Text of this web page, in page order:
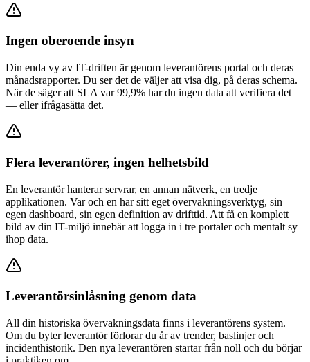
Ingen oberoende insyn
Din enda vy av IT-driften är genom leverantörens portal och deras
månadsrapporter. Du ser det de väljer att visa dig, på deras schema.
När de säger att SLA var 99,9% har du ingen data att verifiera det
— eller ifrågasätta det.
Flera leverantörer, ingen helhetsbild
En leverantör hanterar servrar, en annan nätverk, en tredje
applikationen. Var och en har sitt eget övervakningsverktyg, sin
egen dashboard, sin egen definition av drifttid. Att få en komplett
bild av din IT-miljö innebär att logga in i tre portaler och mentalt sy
ihop data.
Leverantörsinlåsning genom data
All din historiska övervakningsdata finns i leverantörens system.
Om du byter leverantör förlorar du år av trender, baslinjer och
incidenthistorik. Den nya leverantören startar från noll och du börjar